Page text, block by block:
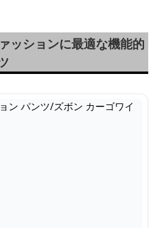
ッションに最適な機能的